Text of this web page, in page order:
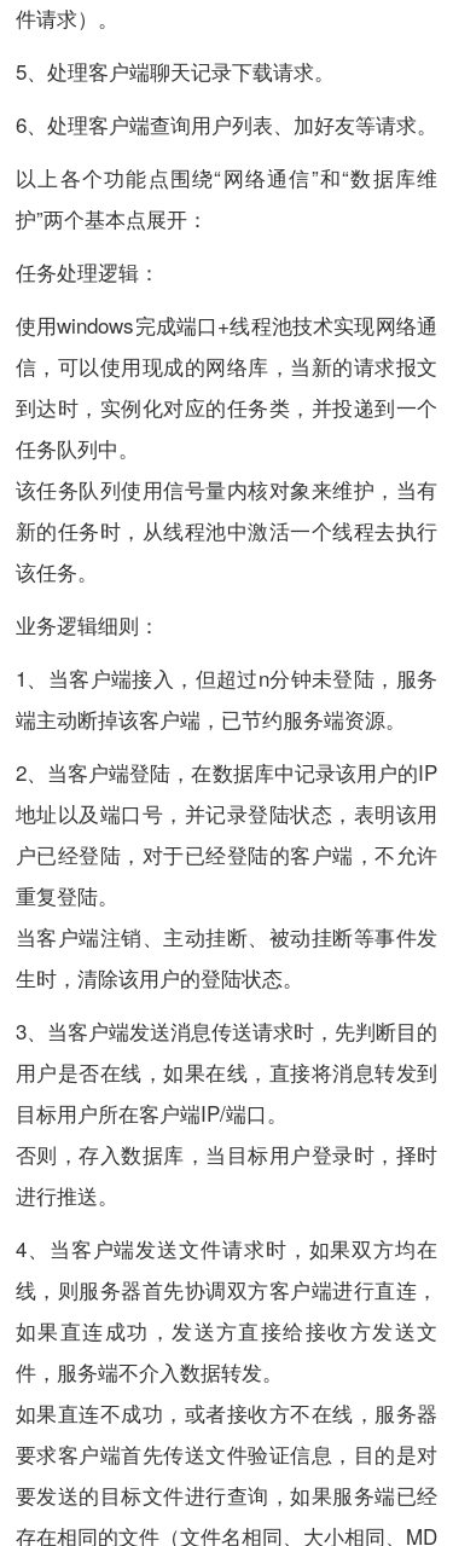
件请求）。
5、处理客户端聊天记录下载请求。
6、处理客户端查询用户列表、加好友等请求。
以上各个功能点围绕“网络通信”和“数据库维
护”两个基本点展开：
任务处理逻辑：
使用windows完成端口+线程池技术实现网络通
信，可以使用现成的网络库，当新的请求报文
到达时，实例化对应的任务类，并投递到一个
任务队列中。
该任务队列使用信号量内核对象来维护，当有
新的任务时，从线程池中激活一个线程去执行
该任务。
业务逻辑细则：
1、当客户端接入，但超过n分钟未登陆，服务
端主动断掉该客户端，已节约服务端资源。
2、当客户端登陆，在数据库中记录该用户的IP
地址以及端口号，并记录登陆状态，表明该用
户已经登陆，对于已经登陆的客户端，不允许
重复登陆。
当客户端注销、主动挂断、被动挂断等事件发
生时，清除该用户的登陆状态。
3、当客户端发送消息传送请求时，先判断目的
用户是否在线，如果在线，直接将消息转发到
目标用户所在客户端IP/端口。
否则，存入数据库，当目标用户登录时，择时
进行推送。
4、当客户端发送文件请求时，如果双方均在
线，则服务器首先协调双方客户端进行直连，
如果直连成功，发送方直接给接收方发送文
件，服务端不介入数据转发。
如果直连不成功，或者接收方不在线，服务器
要求客户端首先传送文件验证信息，目的是对
要发送的目标文件进行查询，如果服务端已经
存在相同的文件（文件名相同、大小相同、MD